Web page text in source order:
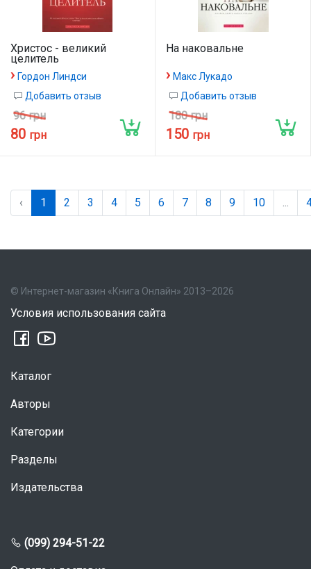
Христос - великий
целитель
› Гордон Линдси
Добавить отзыв
96 грн
80 грн
На наковальне
› Макс Лукадо
Добавить отзыв
180 грн
150 грн
‹ 1 2 3 4 5 6 7 8 9 10 ...
© Интернет-магазин «Книга Онлайн» 2013–2026
Условия использования сайта
Каталог
Авторы
Категории
Разделы
Издательства
(099) 294-51-22